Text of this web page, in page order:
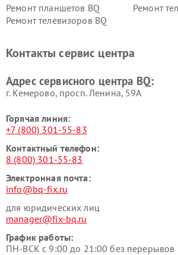
Ремонт планшетов BQ
Ремонт
Ремонт телевизоров BQ
Контакты сервис центра
Адрес сервисного центра BQ:
г. Кемерово, просп. Ленина, 59А
Горячая линия:
+7 (800) 301-55-83
Контактный телефон:
8 (800) 301-55-83
Электронная почта:
info@bq-fix.ru
для юридических лиц
manager@fix-bq.ru
График работы:
ПН-ВСК с 9:00 до 21:00 без